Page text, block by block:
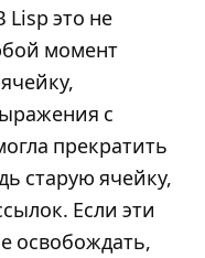
это не
момент
с
прекратить
старую ячейку,
Если эти
освобождать,